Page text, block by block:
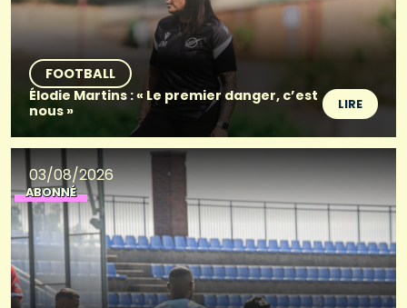
FOOTBALL
Élodie Martins : « Le premier danger, c’est
nous »
LIRE
03/08/2026
ABONNÉ